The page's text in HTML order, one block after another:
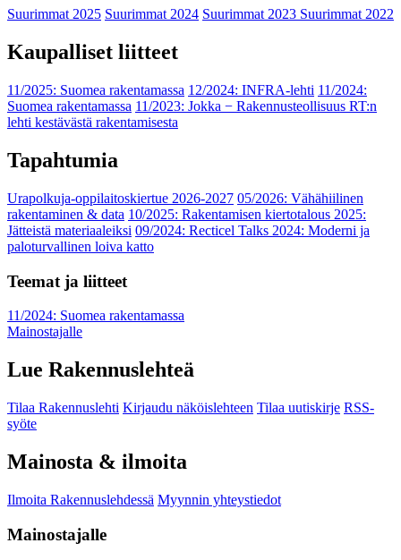
Suurimmat 2025 Suurimmat 2024 Suurimmat 2023 Suurimmat 2022
Kaupalliset liitteet
11/2025: Suomea rakentamassa 12/2024: INFRA-lehti 11/2024:
Suomea rakentamassa 11/2023: Jokka − Rakennusteollisuus RT:n
lehti kestävästä rakentamisesta
Tapahtumia
Urapolkuja-oppilaitoskiertue 2026-2027 05/2026: Vähähiilinen
rakentaminen & data 10/2025: Rakentamisen kiertotalous 2025:
Jätteistä materiaaleiksi 09/2024: Recticel Talks 2024: Moderni ja
paloturvallinen loiva katto
Teemat ja liitteet
11/2024: Suomea rakentamassa
Mainostajalle
Lue Rakennuslehteä
Tilaa Rakennuslehti Kirjaudu näköislehteen Tilaa uutiskirje RSS-
syöte
Mainosta & ilmoita
Ilmoita Rakennuslehdessä Myynnin yhteystiedot
Mainostajalle